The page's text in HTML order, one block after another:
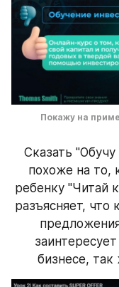
Покажу на
Сказать
похоже на то,
ребенку "Читай
разъясняет, что
бизнесе, так